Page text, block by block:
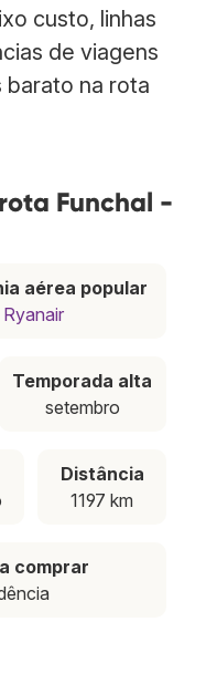
custo, linhas
de viagens
barato na rota
Funchal -
aérea popular
Ryanair
Temporada alta
setembro
Distância
1197 km
comprar